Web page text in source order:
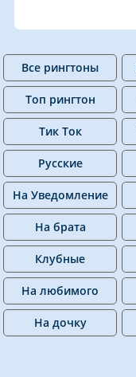
Все рингтоны
Топ рингтон
Тик Ток
Русские
На Уведомление
На брата
Клубные
На любимого
На дочку